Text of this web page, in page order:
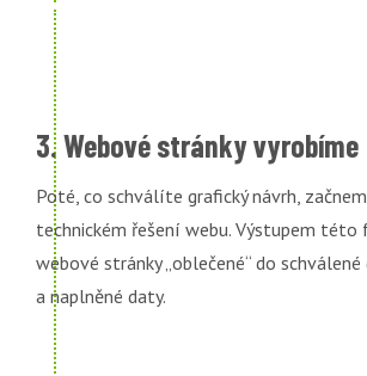
3. Webové stránky vyrobíme
Poté, co schválíte grafický návrh,
technickém řešení webu. Výstupem této
webové stránky „oblečené“ do schválené
a naplněné daty.